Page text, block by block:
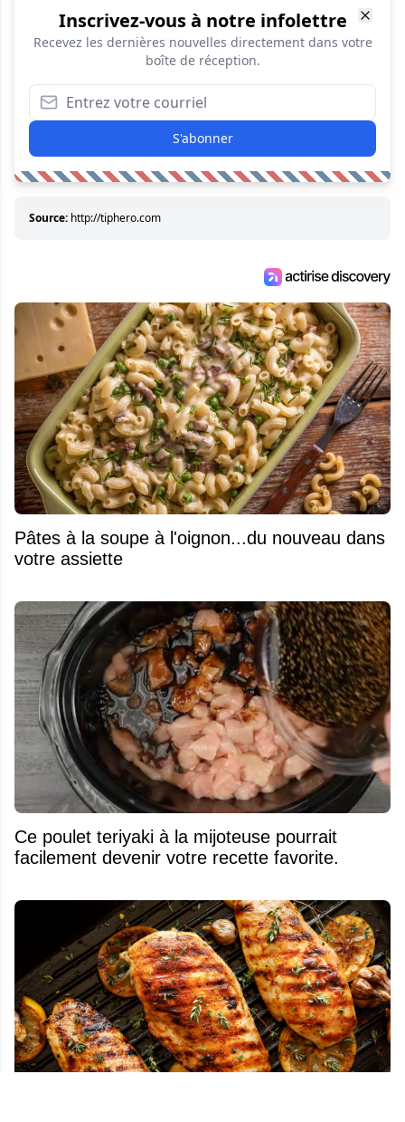
Inscrivez-vous à notre infolettre
Recevez les dernières nouvelles directement dans votre
boîte de réception.
S'abonner
Source: http://tiphero.com
Pâtes à la soupe à l'oignon...du nouveau dans
votre assiette
Ce poulet teriyaki à la mijoteuse pourrait
facilement devenir votre recette favorite.